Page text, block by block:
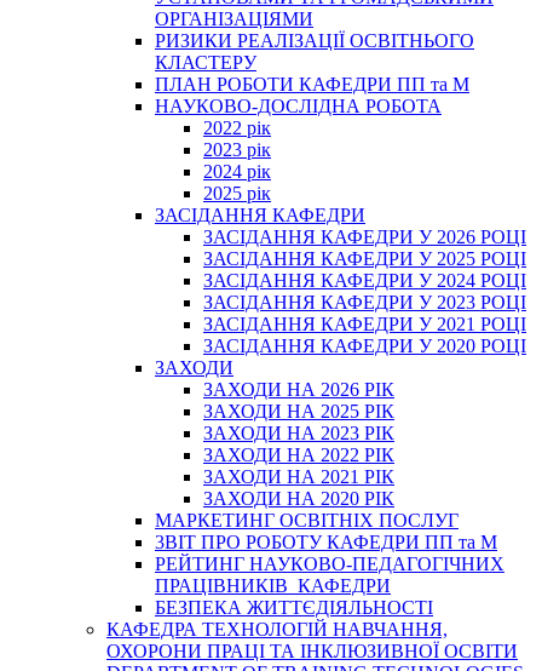
ОРГАНІЗАЦІЯМИ
РИЗИКИ РЕАЛІЗАЦІЇ ОСВІТНЬОГО
КЛАСТЕРУ
ПЛАН РОБОТИ КАФЕДРИ ПП та М
НАУКОВО-ДОСЛІДНА РОБОТА
2022 рік
2023 рік
2024 рік
2025 рік
ЗАСІДАННЯ КАФЕДРИ
ЗАСІДАННЯ КАФЕДРИ У 2026 РОЦІ
ЗАСІДАННЯ КАФЕДРИ У 2025 РОЦІ
ЗАСІДАННЯ КАФЕДРИ У 2024 РОЦІ
ЗАСІДАННЯ КАФЕДРИ У 2023 РОЦІ
ЗАСІДАННЯ КАФЕДРИ У 2021 РОЦІ
ЗАСІДАННЯ КАФЕДРИ У 2020 РОЦІ
ЗАХОДИ
ЗАХОДИ НА 2026 РІК
ЗАХОДИ НА 2025 РІК
ЗАХОДИ НА 2023 РІК
ЗАХОДИ НА 2022 РІК
ЗАХОДИ НА 2021 РІК
ЗАХОДИ НА 2020 РІК
МАРКЕТИНГ ОСВІТНІХ ПОСЛУГ
3BIT ПРО РОБОТУ КАФЕДРИ ПП та М
РЕЙТИНГ НАУКОВО-ПЕДАГОГІЧНИХ
ПРАЦІВНИКІВ КАФЕДРИ
БЕЗПЕКА ЖИТТЄДІЯЛЬНОСТІ
КАФЕДРА ТЕХНОЛОГІЙ НАВЧАННЯ,
ОХОРОНИ ПРАЦІ ТА ІНКЛЮЗИВНОЇ ОСВІТИ